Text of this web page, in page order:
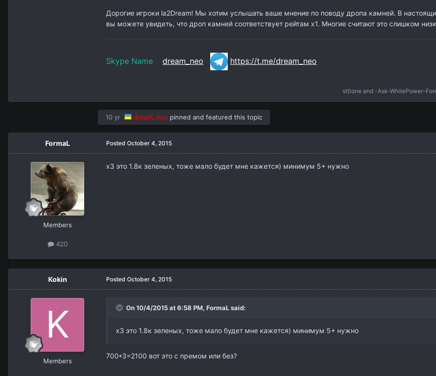
Дорогие игроки la2Dream! Мы хотим услышать ваше мнение по поводу дропа камней. В
вы можете увидеть, что дроп камней соответствует рейтам x1. Многие считают это слишком
st0one and -Ask-WhitePower-
Skype Name dream_neo https://t.me/dream_neo
10 yr dream_neo pinned and featured this topic
FormaL
Members
420
Posted October 4, 2015
х3 это 1.8к зеленых, тоже мало будет мне кажется) минимум 5+ нужно
Kokin
Members
Posted October 4, 2015
On 10/4/2015 at 6:58 PM, FormaLsaid:
х3 это 1.8к зеленых, тоже мало будет мне кажется) минимум 5+ нужно
700*3=2100 вот это с премом или без?